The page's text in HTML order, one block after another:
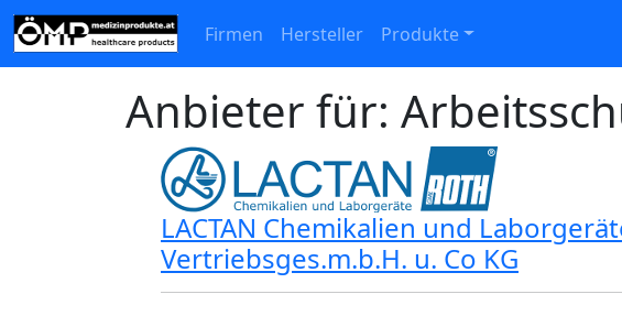
Firmen Hersteller Produkte
Anbieter für:
LACTAN Chemikalien und
Vertriebsges.m.b.H. u. Co KG